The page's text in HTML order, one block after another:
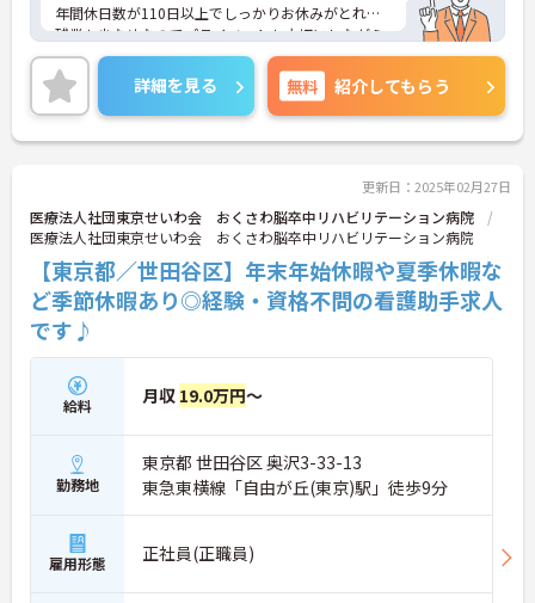
年間休日数が110日以上でしっかりお休みがとれ、
残業も少なめなのでプライベートも大切にしながら
働けます！
ご興味ある方には、面接のポイントなど、さらに詳
細をお話致しますのでお気軽にご相談ください。
詳細を見る 無料 紹介してもらう
更新日：2025年02月27日
医療法人社団東京せいわ会 おくさわ脳卒中リハビリテーション病院
医療法人社団東京せいわ会 おくさわ脳卒中リハビリテーション病院
【東京都／世田谷区】年末年始休暇や夏季休暇な
ど季節休暇あり◎経験・資格不問の看護助手求人
です♪
給料 月収 19.0万円～
勤務地
東京都 世田谷区 奥沢3-33-13
東急東横線「自由が丘(東京)駅」徒歩9分
雇用形態 正社員(正職員)